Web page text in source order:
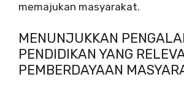
memajukan masyarakat.
MENUNJUKKAN
PENDIDIKAN YANG
PEMBERDAYAAN